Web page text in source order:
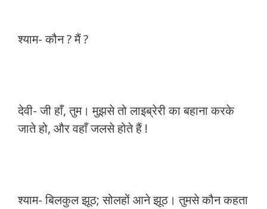
श्याम- कौन ? मैं ?
देवी- जी हाँ, तुम। मुझसे तो लाइब्रेरी का बहाना करके
जाते हो, और वहाँ जलसे होते हैं !
श्याम- बिलकुल झूठ; सोलहों आने झूठ। तुमसे कौन कहता